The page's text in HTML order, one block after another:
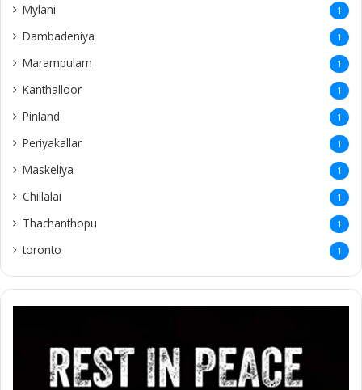
Mylani 1
Dambadeniya 1
Marampulam 1
Kanthalloor 1
Pinland 1
Periyakallar 1
Maskeliya 1
Chillalai 1
Thachanthopu 1
toronto 1